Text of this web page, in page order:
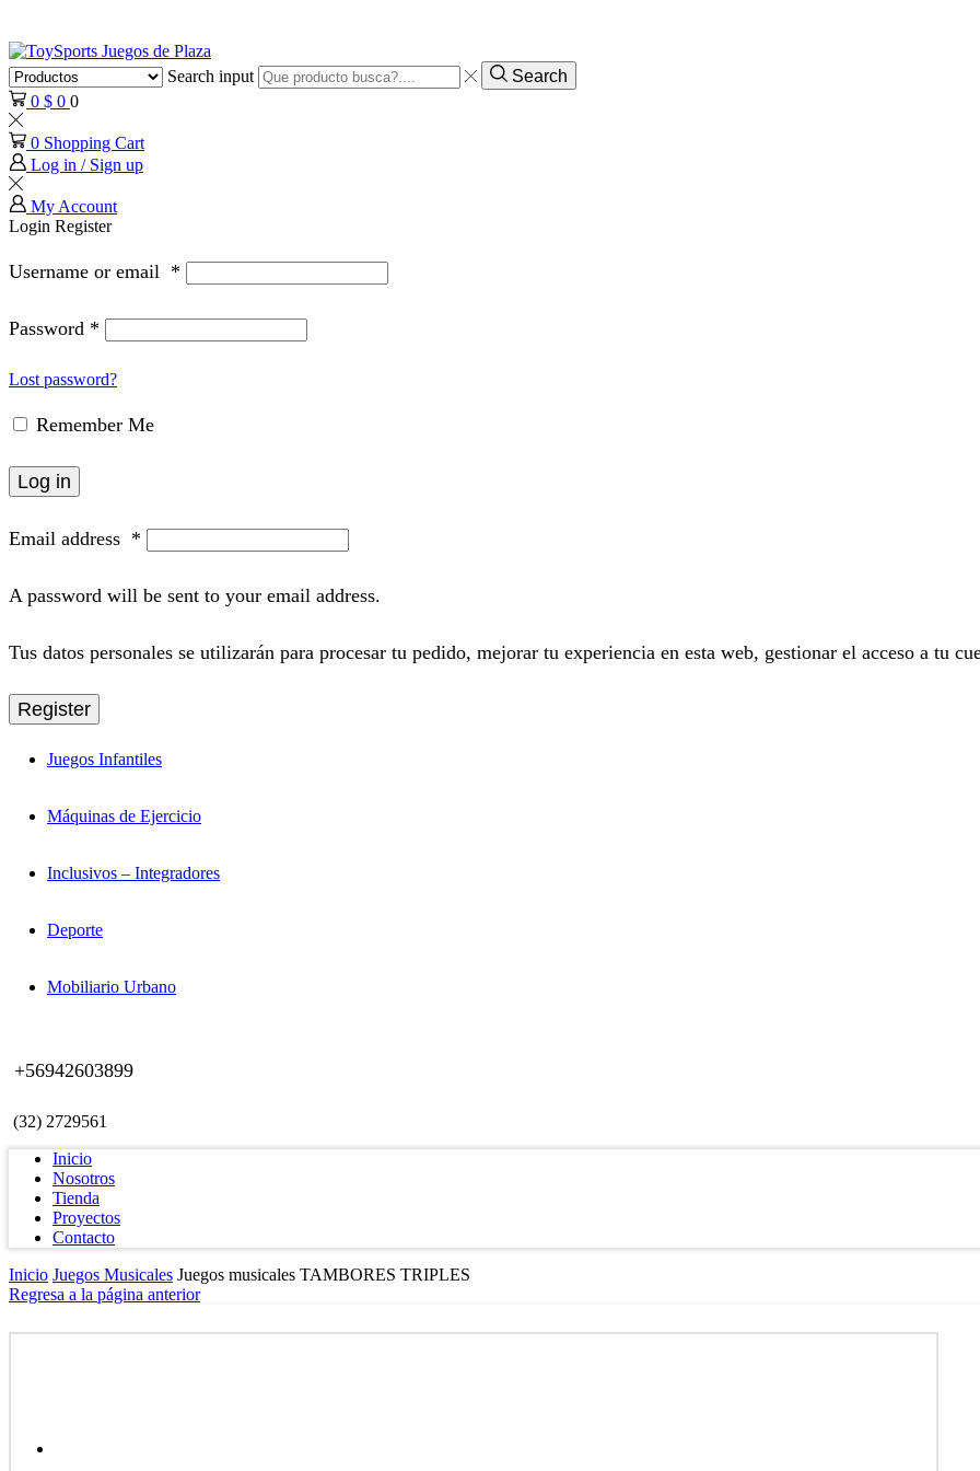
Search input
Search
0 $ 0 0
0 Shopping Cart
Log in / Sign up
My Account
Login Register
Username or email *
Password *
Lost password?
Remember Me
Log in
Email address *
A password will be sent to your email address.
Tus datos personales se utilizarán para procesar tu pedido, mejorar tu experiencia en esta web, gestionar el acceso a tu
Register
Juegos Infantiles
Máquinas de Ejercicio
Inclusivos – Integradores
Deporte
Mobiliario Urbano
+56942603899
(32) 2729561
Inicio
Nosotros
Tienda
Proyectos
Contacto
Inicio Juegos Musicales Juegos musicales TAMBORES TRIPLES
Regresa a la página anterior